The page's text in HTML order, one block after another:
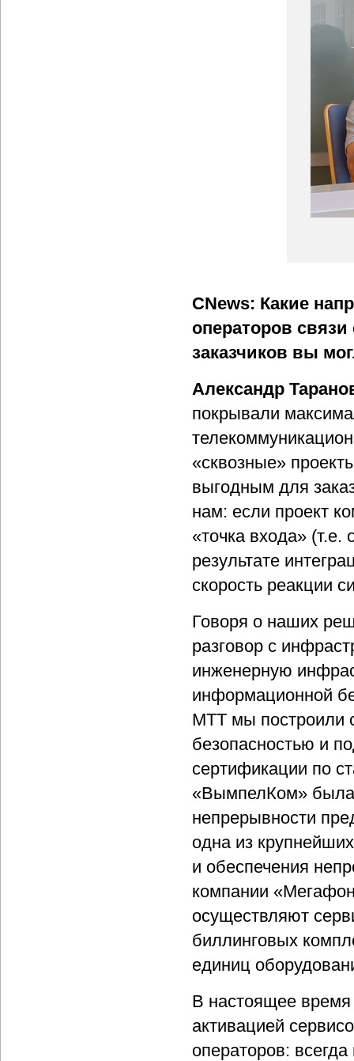
CNews: Какие
операторов связи
заказчиков вы
Александр
покрывали
«сквозные»
выгодным для
нам: если проект
«точка входа» (т.е.
результате
скорость реакции
Говоря о наших
разговор с
инженерную
информационной
МТТ мы построили
безопасностью и
сертификации по
«ВымпелКом» была
непрерывности
одна из
и обеспечения
компании
осуществляют
биллинговых
единиц
В настоящее время
активацией
операторов: